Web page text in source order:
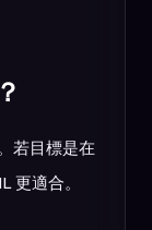
若目標是在
更適合。